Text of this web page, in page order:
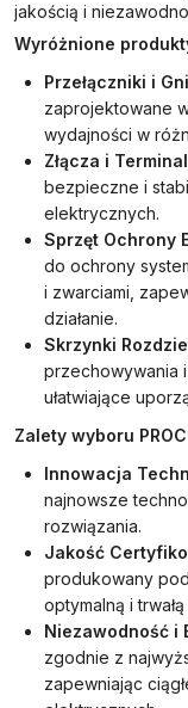
jakością i
Wyróżnione
Przełączniki i
zaprojektowane
wydajności w
Złącza i
bezpieczne i
elektrycznych.
Sprzęt Ochrony
do ochrony
i zwarciami,
działanie.
Skrzynki
przechowywania
ułatwiające
Zalety wyboru
Innowacja
najnowsze
rozwiązania.
Jakość
produkowany
optymalną i
Niezawodność i
zgodnie z
zapewniając